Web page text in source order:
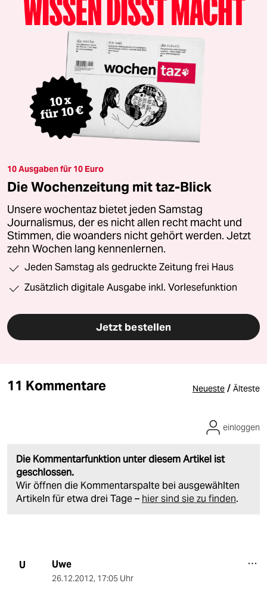
10 Ausgaben für 10 Euro
Die Wochenzeitung mit taz-Blick
Unsere wochentaz bietet jeden Samstag
Journalismus, der es nicht allen recht macht und
Stimmen, die woanders nicht gehört werden. Jetzt
zehn Wochen lang kennenlernen.
Jeden Samstag als gedruckte Zeitung frei Haus
Zusätzlich digitale Ausgabe inkl. Vorlesefunktion
Jetzt bestellen
11 Kommentare Neueste / Älteste
Die Kommentarfunktion unter diesem Artikel ist
geschlossen.
Wir öffnen die Kommentarspalte bei ausgewählten
Artikeln für etwa drei Tage – hier sind sie zu finden.
einloggen
U Uwe
26.12.2012, 17:05 Uhr